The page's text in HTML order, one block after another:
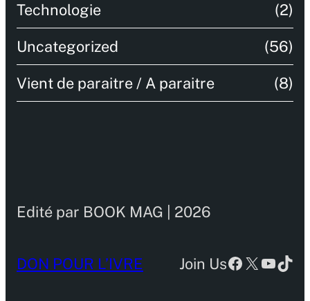
Technologie (2)
Uncategorized (56)
Vient de paraitre / A paraitre (8)
Edité par BOOK MAG | 2026
DON POUR L’IVRE Join UsFacebook
X